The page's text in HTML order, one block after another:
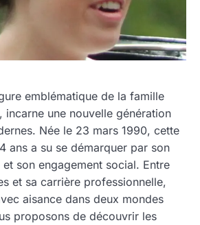
emblématique de la famille
incarne une nouvelle génération
Née le 23 mars 1990, cette
ans a su se démarquer par son
son engagement social. Entre
et sa carrière professionnelle,
aisance dans deux mondes
proposons de découvrir les